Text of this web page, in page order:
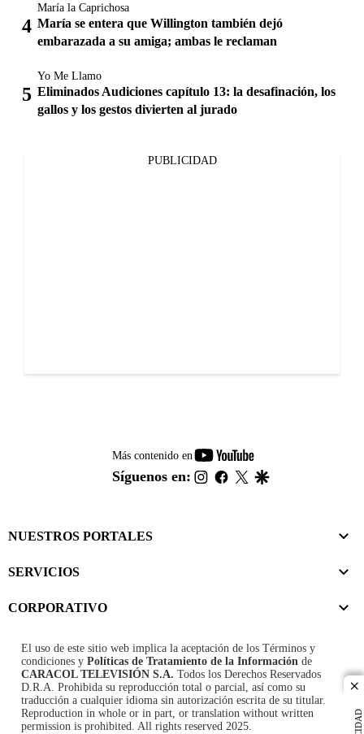
María la Caprichosa
María se entera que Willington también dejó
embarazada a su amiga; ambas le reclaman
Yo Me Llamo
Eliminados Audiciones capítulo 13: la desafinación, los
gallos y los gestos divierten al jurado
PUBLICIDAD
Más contenido en
youtube-
footer
Síguenos en: instagram
facebook
twitter
NUESTROS PORTALES
SERVICIOS
CORPORATIVO
El uso de este sitio web implica la aceptación de los Términos y
condiciones y Políticas de Tratamiento de la Información de
CARACOL TELEVISIÓN S.A. Todos los Derechos Reservados
D.R.A. Prohibida su reproducción total o parcial, así como su
traducción a cualquier idioma sin autorización escrita de su titular.
Reproduction in whole or in part, or translation without written
permission is prohibited. All rights reserved 2025.